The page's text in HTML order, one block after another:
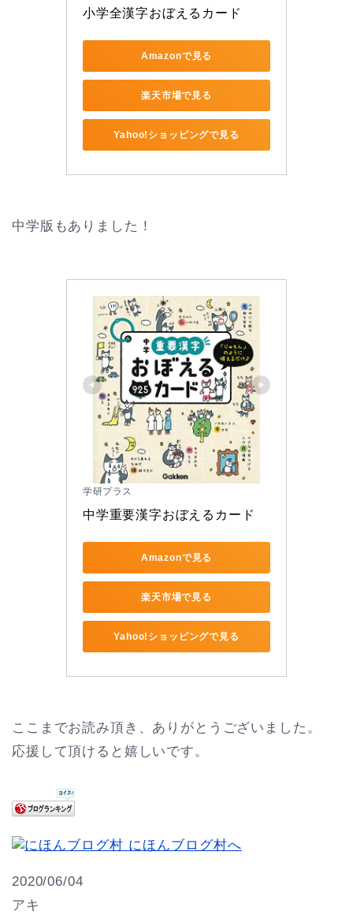
小学全漢字おぼえるカード
Amazonで見る
楽天市場で見る
Yahoo!ショッピングで見る
中学版もありました！
学研プラス
中学重要漢字おぼえるカード
Amazonで見る
楽天市場で見る
Yahoo!ショッピングで見る
ここまでお読み頂き、ありがとうございました。
応援して頂けると嬉しいです。
2020/06/04
アキ